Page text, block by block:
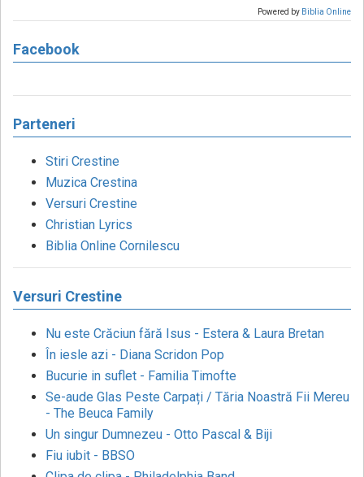
Powered by Biblia Online
Facebook
Parteneri
Stiri Crestine
Muzica Crestina
Versuri Crestine
Christian Lyrics
Biblia Online Cornilescu
Versuri Crestine
Nu este Crăciun fără Isus - Estera & Laura Bretan
În iesle azi - Diana Scridon Pop
Bucurie in suflet - Familia Timofte
Se-aude Glas Peste Carpați / Tăria Noastră Fii Mereu
- The Beuca Family
Un singur Dumnezeu - Otto Pascal & Biji
Fiu iubit - BBSO